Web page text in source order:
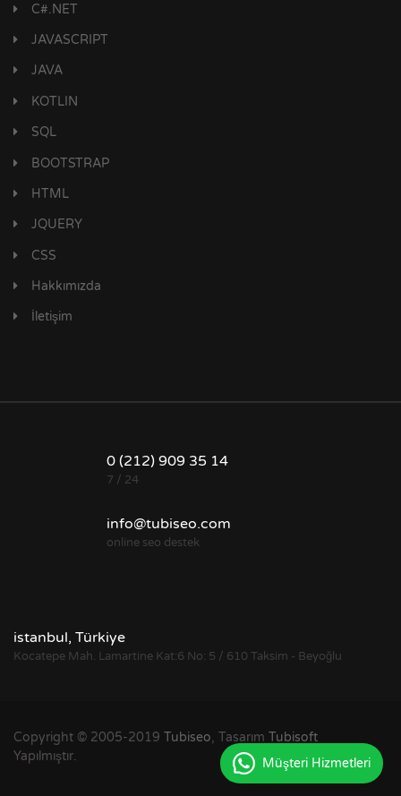
C#.NET
JAVASCRIPT
JAVA
KOTLIN
SQL
BOOTSTRAP
HTML
JQUERY
CSS
Hakkımızda
İletişim
0 (212) 909 35 14
7 / 24
info@tubiseo.com
online seo destek
istanbul, Türkiye
Kocatepe Mah. Lamartine Kat:6 No: 5 / 610 Taksim - Beyoğlu
Copyright © 2005-2019 Tubiseo, Tasarım Tubisoft
Yapılmıştır.
Müşteri Hizmetleri